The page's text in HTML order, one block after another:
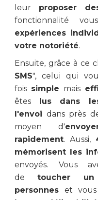
leur proposer
fonctionnalité
expériences
votre notoriété.
Ensuite, grâce à ce
SMS", celui qui
fois simple mais
êtes lus dans
l'envoi dans près
moyen d'
rapidement. Aussi,
mémorisent les
envoyés. Vous
detoucher
personnes et